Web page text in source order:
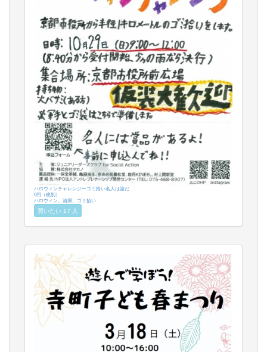
ハロウィンチャレンジ〜ゴミ拾い名人は誰だ
0円（税別）
ハロウィン、清掃、ゴミ拾い
買いたい 17 人